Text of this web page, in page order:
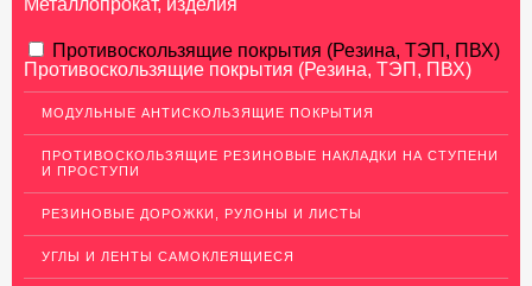
Металлопрокат, изделия
АЛЮМИНИЕВЫЙ ПРОКАТ
НЕРЖАВЕЮЩАЯ СТАЛЬ
МЕДНЫЙ ПРОКАТ
ЛАТУННЫЙ ПРОКАТ
ДЕКОР НЕРЖАВЕЙКА
Декор интерьера цветной (TIN золото)
Противоскользящие покрытия (Резина, ТЭП, ПВХ)
Противоскользящие покрытия (Резина, ТЭП, ПВХ)
МОДУЛЬНЫЕ АНТИСКОЛЬЗЯЩИЕ ПОКРЫТИЯ
ПРОТИВОСКОЛЬЗЯЩИЕ РЕЗИНОВЫЕ НАКЛАДКИ НА СТУПЕНИ
И ПРОСТУПИ
РЕЗИНОВЫЕ ДОРОЖКИ, РУЛОНЫ И ЛИСТЫ
УГЛЫ И ЛЕНТЫ САМОКЛЕЯЩИЕСЯ